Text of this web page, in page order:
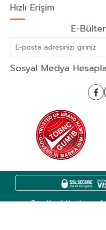
Hızlı Erişim
E-
Sosyal Medya
Tüm Kredi Kartlarına